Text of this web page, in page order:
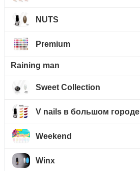
NUTS
Premium
Raining man
Sweet Collection
V nails в большом городе
Weekend
Winx